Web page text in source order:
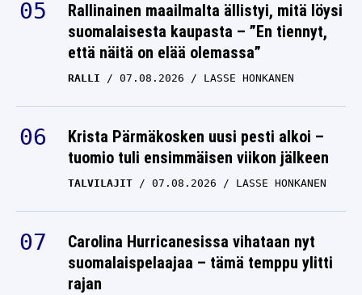
Rallinainen maailmalta ällistyi, mitä löysi
suomalaisesta kaupasta – ”En tiennyt,
että näitä on elää olemassa”
RALLI 07.08.2026 LASSE HONKANEN
Krista Pärmäkosken uusi pesti alkoi –
tuomio tuli ensimmäisen viikon jälkeen
TALVILAJIT 07.08.2026 LASSE HONKANEN
Carolina Hurricanesissa vihataan nyt
suomalaispelaajaa – tämä temppu ylitti
rajan